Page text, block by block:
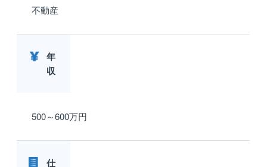
不動産
年
収
500～600万円
仕